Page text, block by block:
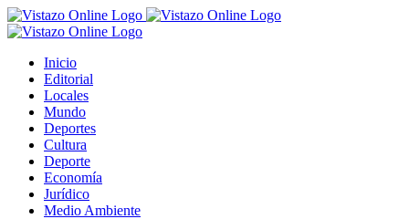
Saltar
al
Inicio
Editorial
Locales
Mundo
Deportes
Cultura
Deporte
Economía
Jurídico
Medio Ambiente